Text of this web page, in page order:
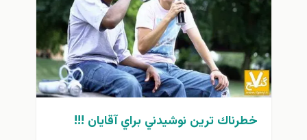
خطرناك ترين نوشيدني براي آقايان !!!